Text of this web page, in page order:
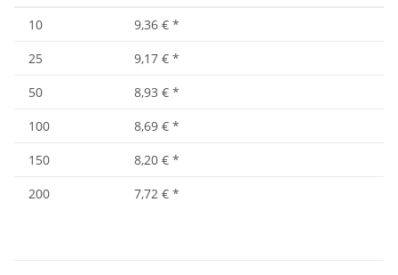
10 9,36 € *
25
9,17 € *
50
8,93 € *
100
8,69 € *
150
8,20 € *
200
7,72 € *